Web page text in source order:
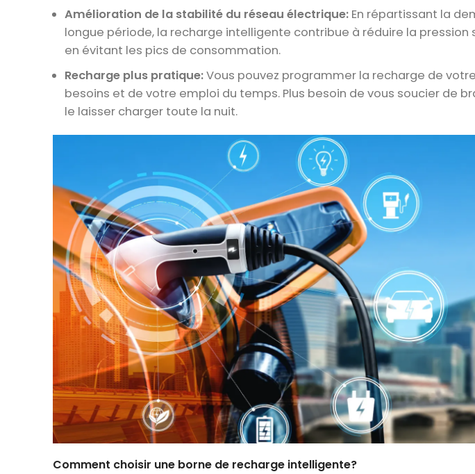
Amélioration de la stabilité du réseau électrique: En répartissant la
longue période, la recharge intelligente contribue à réduire la pression
en évitant les pics de consommation.
Recharge plus pratique:Vous pouvez programmer la recharge de
besoins et de votre emploi du temps. Plus besoin de vous soucier de
le laisser charger toute la nuit.
Comment choisir une borne de recharge intelligente?